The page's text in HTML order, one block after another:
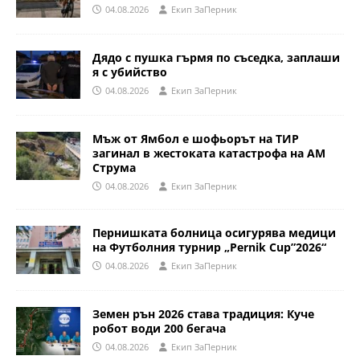
04.08.2026 Eкип ЗаПерник
Дядо с пушка гърмя по съседка, заплаши
я с убийство
04.08.2026 Eкип ЗаПерник
Мъж от Ямбол е шофьорът на ТИР
загинал в жестоката катастрофа на АМ
Струма
04.08.2026 Eкип ЗаПерник
Пернишката болница осигурява медици
на Футболния турнир „Pernik Cup”2026“
04.08.2026 Eкип ЗаПерник
Земен рън 2026 става традиция: Куче
робот води 200 бегача
04.08.2026 Eкип ЗаПерник